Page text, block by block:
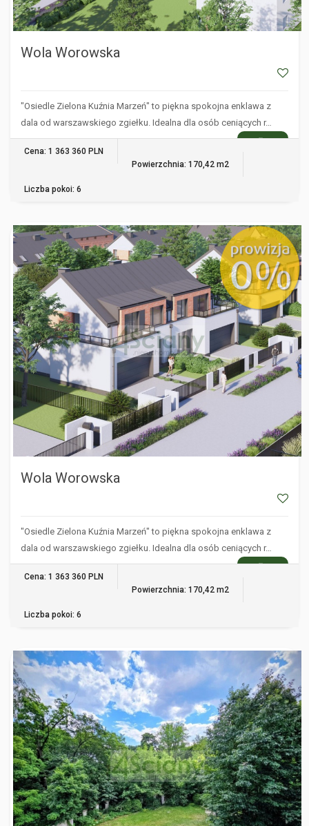
Wola Worowska
"Osiedle Zielona Kuźnia Marzeń" to piękna spokojna enklawa z
dala od warszawskiego zgiełku. Idealna dla osób ceniących r…
WIĘCEJ
Cena: 1 363 360 PLN
Powierzchnia: 170,42 m2
Liczba pokoi: 6
WOLA WOROWSKA
Wola Worowska
"Osiedle Zielona Kuźnia Marzeń" to piękna spokojna enklawa z
dala od warszawskiego zgiełku. Idealna dla osób ceniących r…
WIĘCEJ
Cena: 1 363 360 PLN
Powierzchnia: 170,42 m2
Liczba pokoi: 6
WIĄZOWNA